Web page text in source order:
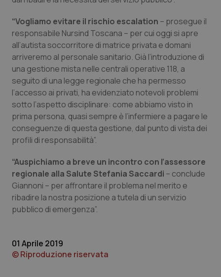
Marche
Molise
Piemonte
Provincia Autonoma di Bolzano
Provincia Autonoma di Trento
Sardegna
Sicilia
Umbria
Donna & Salute
Epatiti
HIV
Infezioni & Febbre
Ipertensione & Scompenso
Malattia di Crohn & Rettocolite Ulcerosa
Neuroscienze & patologie neurodegenerative
Oftalmologia
“Vogliamo evitare il rischio escalation – prosegue il
responsabile Nursind Toscana – per cui oggi si apre
all’autista soccorritore di matrice privata e domani
arriveremo al personale sanitario. Già l’introduzione di
una gestione mista nelle centrali operative 118, a
seguito di una legge regionale che ha permesso
l’accesso ai privati, ha evidenziato notevoli problemi
sotto l’aspetto disciplinare: come abbiamo visto in
prima persona, quasi sempre è l’infermiere a pagare le
conseguenze di questa gestione, dal punto di vista dei
profili di responsabilità”.
“Auspichiamo a breve un incontro con l’assessore
regionale alla Salute Stefania Saccardi – conclude
Giannoni – per affrontare il problema nel merito e
ribadire la nostra posizione a tutela di un servizio
pubblico di emergenza”.
01 Aprile 2019
© Riproduzione riservata